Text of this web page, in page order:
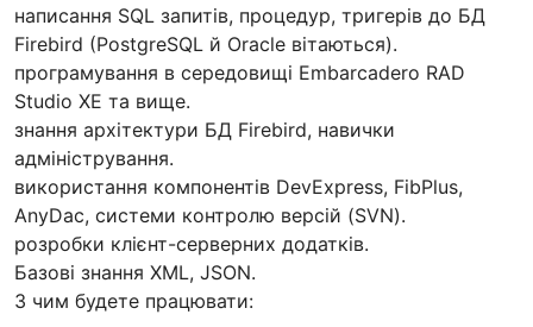
написання SQL запитів, процедур, тригерів до БД
Firebird (PostgreSQL й Oracle вітаються).
програмування в середовищі Embarcadero RAD
Studio XE та вище.
знання архітектури БД Firebird, навички
адміністрування.
використання компонентів DevExpress, FibPlus,
AnyDac, системи контролю версій (SVN).
розробки клієнт-серверних додатків.
Базові знання XML, JSON.
З чим будете працювати: